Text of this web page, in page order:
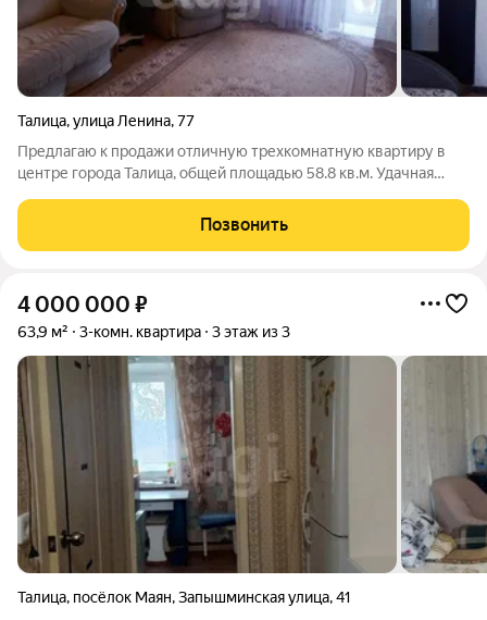
Талица,улица Ленина,77
Предлагаю к продажи отличную трехкомнатную квартиру в
центре города Талица, общей площадью 58.8 кв.м. Удачная
пространство. В квартире три просторные, изолированные
комнаты, большой коридор. Окна
Позвонить
4 000 000 ₽
63,9 м² 3-комн. квартира 3 этаж из 3
Талица, посёлок Маян,Запышминская улица,41